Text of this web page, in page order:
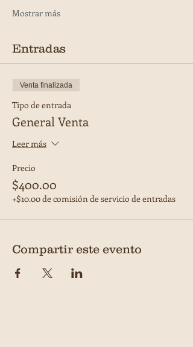
Mostrar más
Entradas
Venta finalizada
Tipo de entrada
General Venta
Leer más
Precio
$400.00
+$10.00 de comisión de servicio de entradas
Compartir este evento